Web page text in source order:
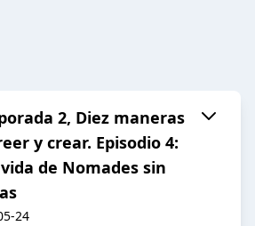
2, Diez maneras
y crear. Episodio 4:
de Nomades sin
24